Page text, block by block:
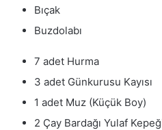
Bıçak
Buzdolabı
7 adet Hurma
3 adet Günkurusu Kayısı
1 adet Muz (Küçük Boy)
2 Çay Bardağı Yulaf